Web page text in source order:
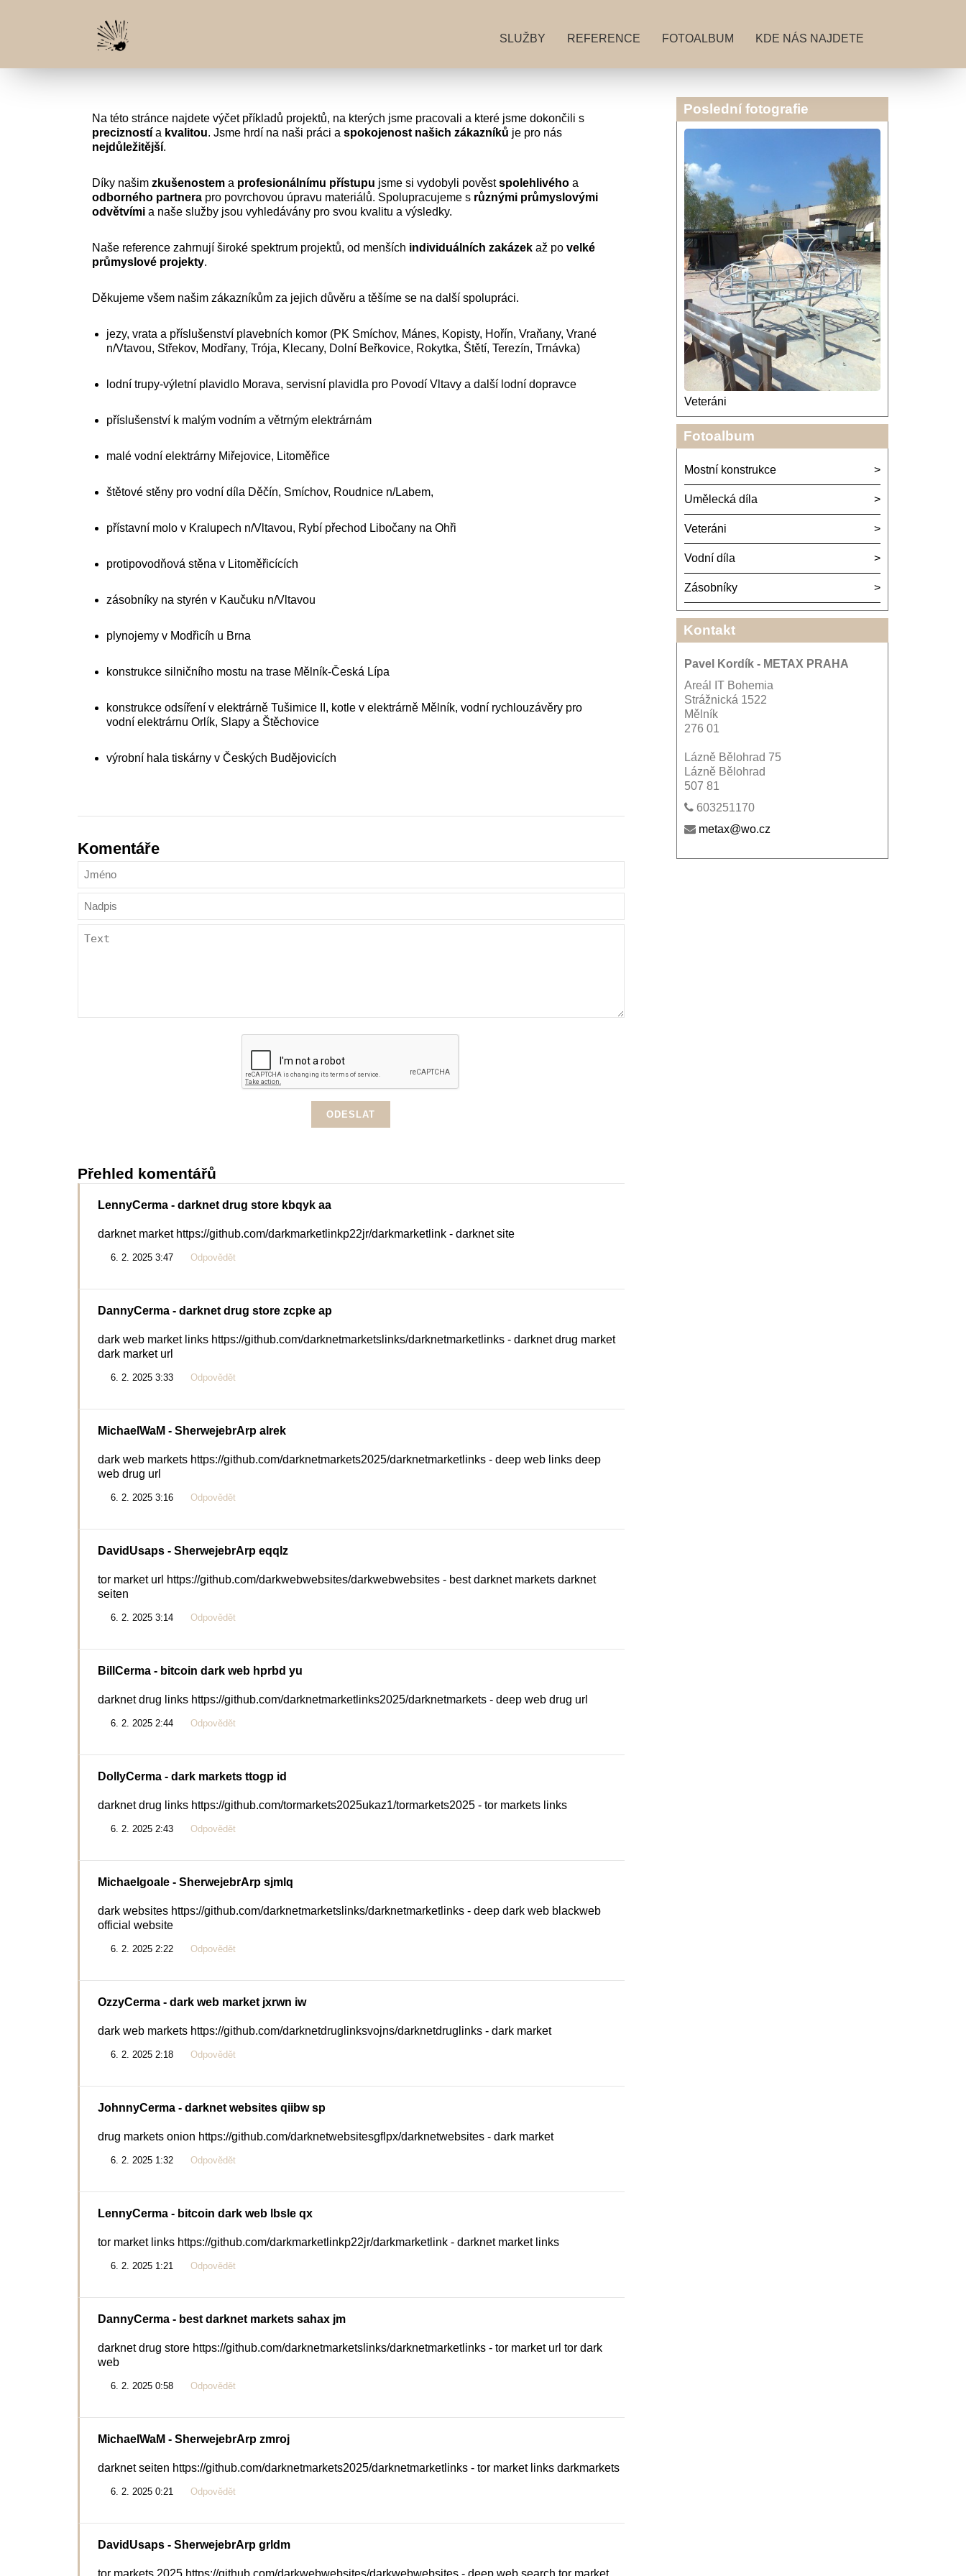
SLUŽBY REFERENCE FOTOALBUM KDE NÁS NAJDETE
Na této stránce najdete výčet příkladů projektů, na kterých jsme pracovali a které jsme dokončili s
preciznostía kvalitou. Jsme hrdí na naši práci a spokojenost našich zákazníků je pro nás
nejdůležitější.
Díky našim zkušenostema profesionálnímu přístupu jsme si vydobyli pověstspolehlivéhoa
odborného partnerapro povrchovou úpravu materiálů. Spolupracujeme s různými průmyslovými
odvětvímia naše služby jsou vyhledávány pro svou kvalitu a výsledky.
Naše reference zahrnují široké spektrum projektů, od menších individuálních zakázekaž po velké
průmyslové projekty.
Děkujeme všem našim zákazníkům za jejich důvěru a těšíme se na další spolupráci.
jezy, vrata a příslušenství plavebních komor (PK Smíchov, Mánes, Kopisty, Hořín, Vraňany, Vrané
n/Vtavou, Střekov, Modřany, Trója, Klecany, Dolní Beřkovice, Rokytka, Štětí, Terezín, Trnávka)
lodní trupy-výletní plavidlo Morava, servisní plavidla pro Povodí Vltavy a další lodní dopravce
příslušenství k malým vodním a větrným elektrárnám
malé vodní elektrárny Miřejovice, Litoměřice
štětové stěny pro vodní díla Děčín, Smíchov, Roudnice n/Labem,
přístavní molo v Kralupech n/Vltavou, Rybí přechod Libočany na Ohři
protipovodňová stěna v Litoměřicících
zásobníky na styrén v Kaučuku n/Vltavou
plynojemy v Modřicíh u Brna
konstrukce silničního mostu na trase Mělník-Česká Lípa
konstrukce odsíření v elektrárně Tušimice II, kotle v elektrárně Mělník, vodní rychlouzávěry pro
vodní elektrárnu Orlík, Slapy a Štěchovice
výrobní hala tiskárny v Českých Budějovicích
Komentáře
Přehled komentářů
LennyCerma- darknet drug store kbqyk aa
darknet market https://github.com/darkmarketlinkp22jr/darkmarketlink - darknet site
6. 2. 2025 3:47 Odpovědět
DannyCerma- darknet drug store zcpke ap
dark web market links https://github.com/darknetmarketslinks/darknetmarketlinks - darknet drug market
dark market url
6. 2. 2025 3:33 Odpovědět
MichaelWaM - SherwejebrArp alrek
dark web markets https://github.com/darknetmarkets2025/darknetmarketlinks - deep web links deep
web drug url
6. 2. 2025 3:16 Odpovědět
DavidUsaps- SherwejebrArp eqqlz
tor market url https://github.com/darkwebwebsites/darkwebwebsites - best darknet markets darknet
seiten
6. 2. 2025 3:14 Odpovědět
BillCerma- bitcoin dark web hprbd yu
darknet drug links https://github.com/darknetmarketlinks2025/darknetmarkets - deep web drug url
6. 2. 2025 2:44 Odpovědět
DollyCerma- dark markets ttogp id
darknet drug links https://github.com/tormarkets2025ukaz1/tormarkets2025 - tor markets links
6. 2. 2025 2:43 Odpovědět
Michaelgoale- SherwejebrArp sjmlq
dark websites https://github.com/darknetmarketslinks/darknetmarketlinks - deep dark web blackweb
official website
6. 2. 2025 2:22 Odpovědět
OzzyCerma- dark web market jxrwn iw
dark web markets https://github.com/darknetdruglinksvojns/darknetdruglinks - dark market
6. 2. 2025 2:18 Odpovědět
JohnnyCerma- darknet websites qiibw sp
drug markets onion https://github.com/darknetwebsitesgflpx/darknetwebsites - dark market
6. 2. 2025 1:32 Odpovědět
LennyCerma- bitcoin dark web lbsle qx
tor market links https://github.com/darkmarketlinkp22jr/darkmarketlink - darknet market links
6. 2. 2025 1:21 Odpovědět
DannyCerma- best darknet markets sahax jm
darknet drug store https://github.com/darknetmarketslinks/darknetmarketlinks - tor market url tor dark
web
6. 2. 2025 0:58 Odpovědět
MichaelWaM - SherwejebrArp zmroj
darknet seiten https://github.com/darknetmarkets2025/darknetmarketlinks - tor market links darkmarkets
6. 2. 2025 0:21 Odpovědět
DavidUsaps- SherwejebrArp grldm
tor markets 2025 https://github.com/darkwebwebsites/darkwebwebsites - deep web search tor market
Poslední fotografie
Veteráni
Fotoalbum
Mostní konstrukce
Umělecká díla
Veteráni
Vodní díla
Zásobníky
Kontakt
Pavel Kordík - METAX PRAHA
Areál IT Bohemia
Strážnická 1522
Mělník
276 01
Lázně Bělohrad 75
Lázně Bělohrad
507 81
603251170
metax@wo.cz